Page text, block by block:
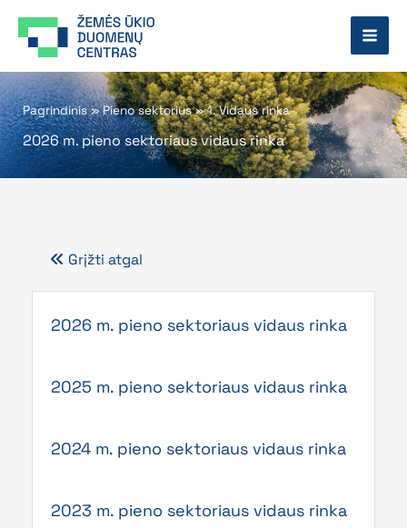
prie
Pagrindinis»Pieno sektorius»1. Vidaus rinka
2026 m. pieno sektoriaus vidaus rinka
Grįžti atgal
2026 m. pieno sektoriaus vidaus rinka
2025 m. pieno sektoriaus vidaus rinka
2024 m. pieno sektoriaus vidaus rinka
2023 m. pieno sektoriaus vidaus rinka